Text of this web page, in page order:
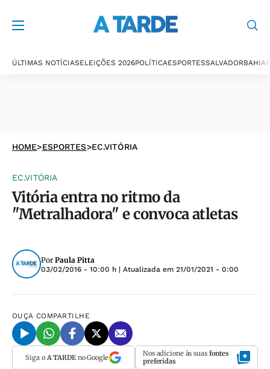
ÚLTIMAS NOTÍCIASELEIÇÕES 2026POLÍTICAESPORTESSALVADORBAHIA
HOME>ESPORTES>EC.VITÓRIA
EC.VITÓRIA
Vitória entra no ritmo da
"Metralhadora" e convoca atletas
Por Paula Pitta
03/02/2016 - 10:00 h | Atualizada em 21/01/2021 - 0:00
OUÇA COMPARTILHE
Siga o A TARDEno Google Nos adicione às suas fontes
preferidas